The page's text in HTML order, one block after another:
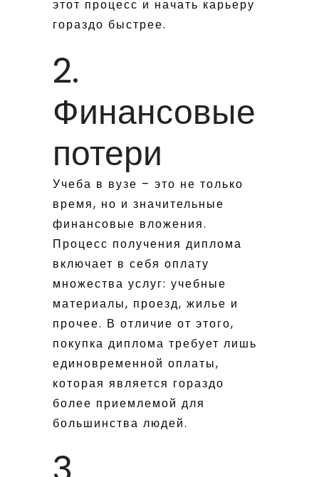
этот процесс и начать карьеру
гораздо быстрее.
2.
Финансовые
потери
Учеба в вузе – это не только
время, но и значительные
финансовые вложения.
Процесс получения диплома
включает в себя оплату
множества услуг: учебные
материалы, проезд, жилье и
прочее. В отличие от этого,
покупка диплома требует лишь
единовременной оплаты,
которая является гораздо
более приемлемой для
большинства людей.